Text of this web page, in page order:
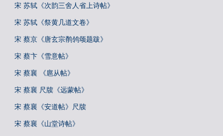
宋 苏轼《次韵三舍人省上诗帖》
宋 苏轼《祭黄几道文卷》
宋 蔡京《唐玄宗鹡鸰颂题跋》
宋 蔡卞《雪意帖》
宋 蔡襄 《扈从帖》
宋 蔡襄 尺牍《远蒙帖》
宋 蔡襄《安道帖》尺牍
宋 蔡襄《山堂诗帖》